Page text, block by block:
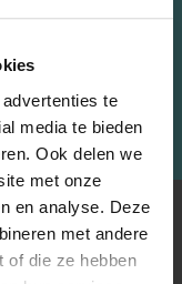
te
media te bieden
Ook delen we
met onze
en analyse. Deze
met andere
of die ze hebben
gratuite et
S'abonner
du fil de qualité.
50 %
soldes et